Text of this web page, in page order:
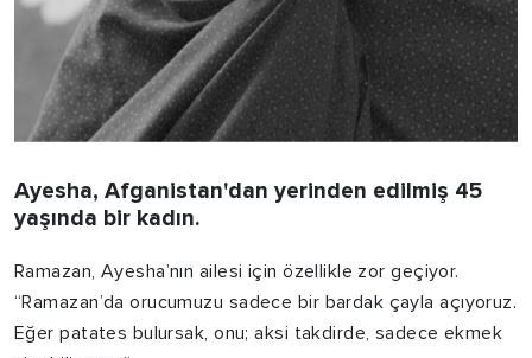
Ayesha, Afganistan'dan yerinden edilmiş 45
yaşında bir kadın.
Ramazan, Ayesha’nın ailesi için özellikle zor geçiyor.
“Ramazan’da orucumuzu sadece bir bardak çayla açıyoruz.
Eğer patates bulursak, onu; aksi takdirde, sadece ekmek